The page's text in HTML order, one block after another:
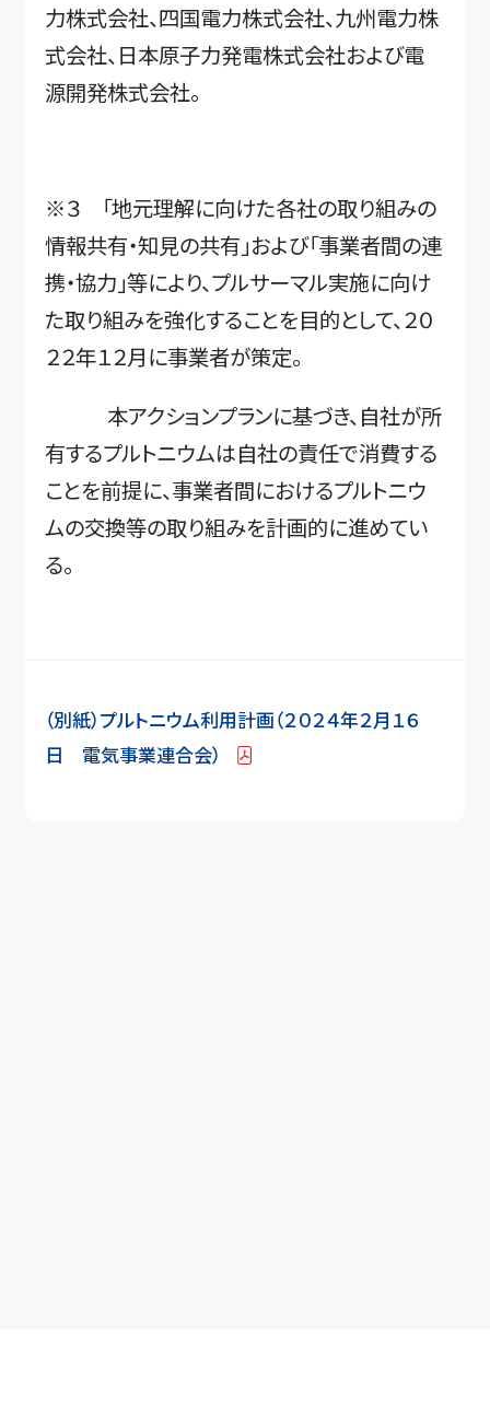
力株式会社、四国電力株式会社、九州電力株
式会社、日本原子力発電株式会社および電
源開発株式会社。
※３ 「地元理解に向けた各社の取り組みの
情報共有・知見の共有」および「事業者間の連
携・協力」等により、プルサーマル実施に向け
た取り組みを強化することを目的として、２０
２２年１２月に事業者が策定。
本アクションプランに基づき、自社が所
有するプルトニウムは自社の責任で消費する
ことを前提に、事業者間におけるプルトニウ
ムの交換等の取り組みを計画的に進めてい
る。
（別紙）プルトニウム利用計画（２０２４年２月１６
日 電気事業連合会）